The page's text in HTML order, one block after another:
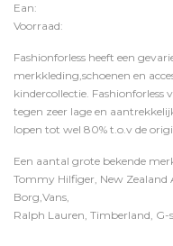
Ean:
Voorraad:
Fashionforless heeft een
merkkleding,schoenen en
kindercollectie. Fashionforless
tegen zeer lage en
lopen tot wel 80% t.o.v de
Een aantal grote bekende
Tommy Hilfiger, New Zealand
Borg,Vans,
Ralph Lauren, Timberland, G-